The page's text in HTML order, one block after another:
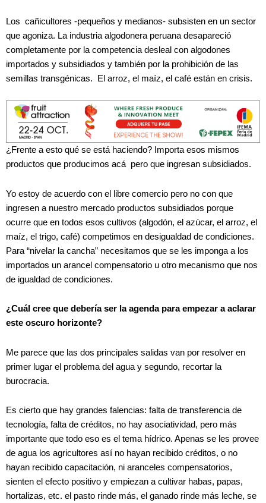
Los cañicultores -pequeños y medianos- subsisten en un sector
que agoniza. La industria algodonera peruana desapareció
completamente por la competencia desleal con algodones
importados y subsidiados y también por la prohibición de las
semillas transgénicas. El arroz, el maíz, el café están en crisis.
¿Frente a esto qué se está haciendo? Importa esos mismos
productos que producimos acá pero que ingresan subsidiados.
Yo estoy de acuerdo con el libre comercio pero no con que
ingresen a nuestro mercado productos subsidiados porque
ocurre que en todos esos cultivos (algodón, el azúcar, el arroz, el
maíz, el trigo, café) competimos en desigualdad de condiciones.
Para “nivelar la cancha” necesitamos que se les imponga a los
importados un arancel compensatorio u otro mecanismo que nos
de igualdad de condiciones.
¿Cuál cree que debería ser la agenda para empezar a aclarar
este oscuro horizonte?
Me parece que las dos principales salidas van por resolver en
primer lugar el problema del agua y segundo, recortar la
burocracia.
Es cierto que hay grandes falencias: falta de transferencia de
tecnología, falta de créditos, no hay asociatividad, pero más
importante que todo eso es el tema hídrico. Apenas se les provee
de agua los agricultores así no hayan recibido créditos, o no
hayan recibido capacitación, ni aranceles compensatorios,
sienten el efecto positivo y empiezan a cultivar habas, papas,
hortalizas, etc. el pasto rinde más, el ganado rinde más leche, se